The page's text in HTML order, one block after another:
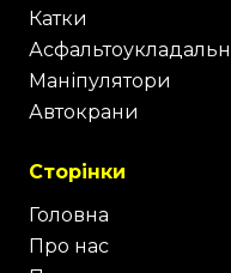
Катки
Маніпулятори
Автокрани
Сторінки
Головна
Про нас